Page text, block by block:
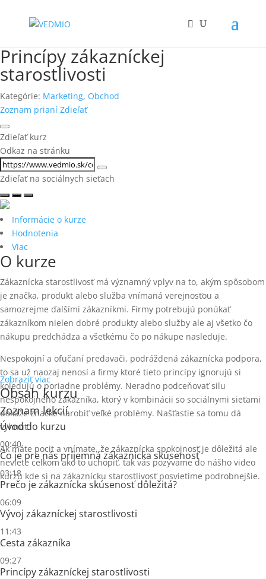
Princípy zákazníckej
starostlivosti
Kategórie: Marketing, Obchod
Zoznam prianí Zdieľať
Zdieľať kurz
Odkaz na stránku
Zdieľať na sociálnych sieťach
Informácie o kurze
Hodnotenia
Viac
O kurze
Zákaznícka starostlivosť má významný vplyv na to, akým spôsobom
je značka, produkt alebo služba vnímaná verejnosťou a
samozrejme ďalšími zákazníkmi. Firmy potrebujú ponúkať
zákazníkom nielen dobré produkty alebo služby ale aj všetko čo
nákupu predchádza a všetkému čo po nákupe nasleduje.
Nespokojní a ofučaní predavači, podráždená zákaznícka podpora,
to sa už naozaj nenosí a firmy ktoré tieto princípy ignorujú si
koledujú o poriadne problémy. Neradno podceňovať silu
nespokojného zákazníka, ktorý v kombinácii so sociálnymi sieťami
dokáže značke narobiť veľké problémy. Našťastie sa tomu dá
vyhnúť.
Ak máte pocit a vnímate, že zákaznícka spokojnosť je dôležitá ale
neviete celkom ako to uchopiť, tak vás pozývame do nášho video
kurzu kde si na zákaznícku starostlivosť posvietime podrobnejšie.
Zobraziť viac
Obsah kurzu
Zoznam lekcií
Úvod do kurzu
00:40
Čo je pre nás príjemná zákaznícka skúsenosť
03:18
Prečo je zákaznícka skúsenosť dôležitá?
06:09
Vývoj zákazníckej starostlivosti
11:43
Cesta zákazníka
09:27
Princípy zákazníckej starostlivosti